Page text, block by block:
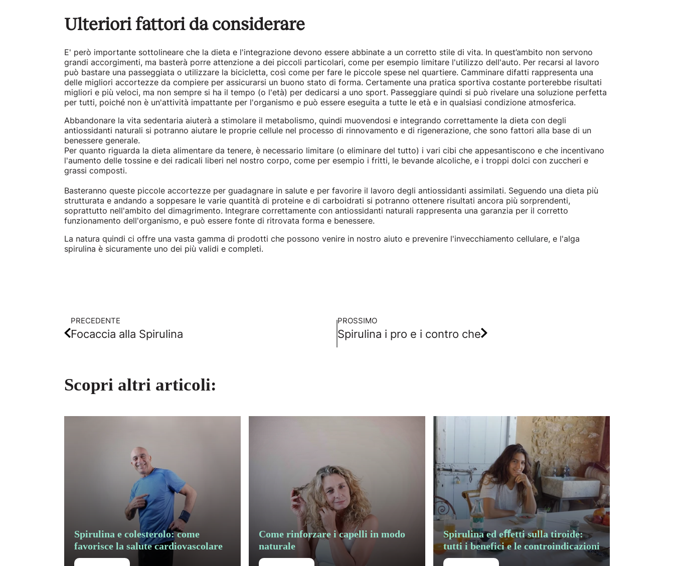
Ulteriori fattori da considerare
E' però importante sottolineare che la dieta e l'integrazione devono essere abbinate a un corretto stile di vita. In quest’ambito non servono
grandi accorgimenti, ma basterà porre attenzione a dei piccoli particolari, come per esempio limitare l'utilizzo dell'auto. Per recarsi al lavoro
può bastare una passeggiata o utilizzare la bicicletta, così come per fare le piccole spese nel quartiere. Camminare difatti rappresenta una
delle migliori accortezze da compiere per assicurarsi un buono stato di forma. Certamente una pratica sportiva costante porterebbe risultati
migliori e più veloci, ma non sempre si ha il tempo (o l'età) per dedicarsi a uno sport. Passeggiare quindi si può rivelare una soluzione perfetta
per tutti, poiché non è un'attività impattante per l'organismo e può essere eseguita a tutte le età e in qualsiasi condizione atmosferica.
Abbandonare la vita sedentaria aiuterà a stimolare il metabolismo, quindi muovendosi e integrando correttamente la dieta con degli
antiossidanti naturali si potranno aiutare le proprie cellule nel processo di rinnovamento e di rigenerazione, che sono fattori alla base di un
benessere generale.
Per quanto riguarda la dieta alimentare da tenere, è necessario limitare (o eliminare del tutto) i vari cibi che appesantiscono e che incentivano
l'aumento delle tossine e dei radicali liberi nel nostro corpo, come per esempio i fritti, le bevande alcoliche, e i troppi dolci con zuccheri e
grassi composti.
Basteranno queste piccole accortezze per guadagnare in salute e per favorire il lavoro degli antiossidanti assimilati. Seguendo una dieta più
strutturata e andando a soppesare le varie quantità di proteine e di carboidrati si potranno ottenere risultati ancora più sorprendenti,
soprattutto nell'ambito del dimagrimento. Integrare correttamente con antiossidanti naturali rappresenta una garanzia per il corretto
funzionamento dell'organismo, e può essere fonte di ritrovata forma e benessere.
La natura quindi ci offre una vasta gamma di prodotti che possono venire in nostro aiuto e prevenire l'invecchiamento cellulare, e l'alga
spirulina è sicuramente uno dei più validi e completi.
PRECEDENTE
Focaccia alla Spirulina
PROSSIMO
Spirulina i pro e i contro che
Scopri altri articoli:
Spirulina e colesterolo: come
favorisce la salute cardiovascolare
Come rinforzare i capelli in modo
naturale
Spirulina ed eﬀetti sulla tiroide:
tutti i benefici e le controindicazioni